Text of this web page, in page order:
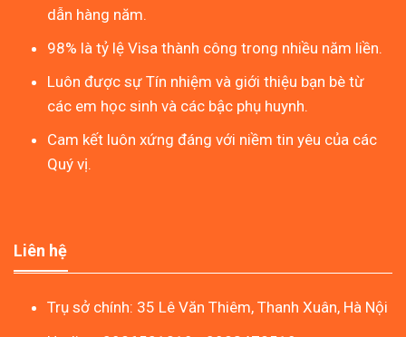
dẫn hàng năm.
98% là tỷ lệ Visa thành công trong nhiều năm liền.
Luôn được sự Tín nhiệm và giới thiệu bạn bè từ
các em học sinh và các bậc phụ huynh.
Cam kết luôn xứng đáng với niềm tin yêu của các
Quý vị.
Liên hệ
Trụ sở chính: 35 Lê Văn Thiêm, Thanh Xuân, Hà Nội